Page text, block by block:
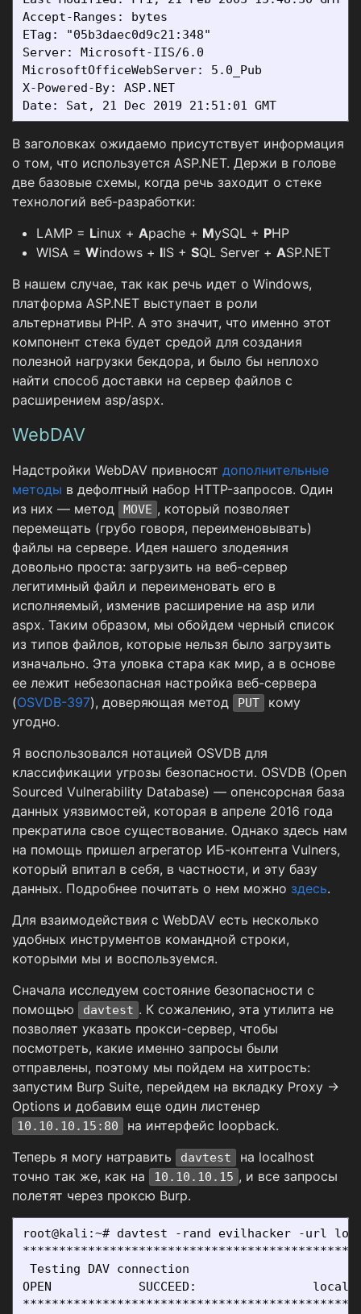
Accept-Ranges: bytes
ETag: "05b3daec0d9c21:348"
Server: Microsoft-IIS/6.0
MicrosoftOfficeWebServer: 5.0_Pub
X-Powered-By: ASP.NET
В заголовках ожидаемо присутствует информация
о том, что используется ASP.NET. Держи в голове
две базовые схемы, когда речь заходит о стеке
технологий веб-разработки:
LAMP = Linux + Apache + MySQL + PHP
WISA = Windows + IIS + SQL Server + ASP.NET
В нашем случае, так как речь идет о Windows,
платформа ASP.NET выступает в роли
альтернативы PHP. А это значит, что именно этот
компонент стека будет средой для создания
полезной нагрузки бекдора, и было бы неплохо
найти способ доставки на сервер файлов с
расширением asp/aspx.
WebDAV
Надстройки WebDAV привносят дополнительные
методы в дефолтный набор HTTP-запросов. Один
из них — метод
MOVE , который позволяет
перемещать (грубо говоря, переименовывать)
файлы на сервере. Идея нашего злодеяния
довольно проста: загрузить на веб-сервер
легитимный файл и переименовать его в
исполняемый, изменив расширение на asp или
aspx. Таким образом, мы обойдем черный список
из типов файлов, которые нельзя было загрузить
изначально. Эта уловка стара как мир, а в основе
ее лежит небезопасная настройка веб-сервера
(OSVDB-397), доверяющая метод PUT
кому
угодно.
Я воспользовался нотацией OSVDB для
классификации угрозы безопасности. OSVDB (Open
Sourced Vulnerability Database) — опенсорсная база
данных уязвимостей, которая в апреле 2016 года
прекратила свое существование. Однако здесь нам
на помощь пришел агрегатор ИБ-контента Vulners,
который впитал в себя, в частности, и эту базу
данных. Подробнее почитать о нем можно здесь.
Для взаимодействия с WebDAV есть несколько
удобных инструментов командной строки,
которыми мы и воспользуемся.
Сначала исследуем состояние безопасности с
помощью
davtest . К сожалению, эта утилита не
позволяет указать прокси-сервер, чтобы
посмотреть, какие именно запросы были
отправлены, поэтому мы пойдем на хитрость:
запустим Burp Suite, перейдем на вкладку Proxy →
Options и добавим еще один листенер
10.10.10.15:80
на интерфейс loopback.
Теперь я могу натравить
davtest
на localhost
точно так же, как на
10.10.10.15 , и все запросы
полетят через проксю Burp.
root@kali:~# davtest -rand evilhacker -url
Testing DAV connection
OPEN            SUCCEED: